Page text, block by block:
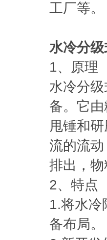
工厂等。
水冷分
1、原理
水冷分
备。它
甩锤和
流的流
排出，
2、特点
1.将水冷
备布局。